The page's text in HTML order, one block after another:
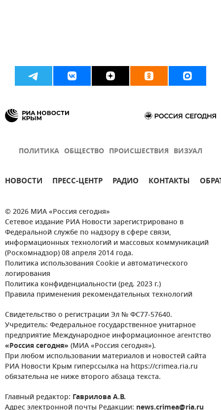
ПОЛИТИКА ОБЩЕСТВО ПРОИСШЕСТВИЯ ВИЗУАЛ
НОВОСТИ ПРЕСС-ЦЕНТР РАДИО КОНТАКТЫ
© 2026 МИА «Россия сегодня»
Сетевое издание РИА Новости зарегистрировано в
Федеральной службе по надзору в сфере связи,
информационных технологий и массовых коммуникаций
(Роскомнадзор) 08 апреля 2014 года.
Политика использования Cookie и автоматического
логирования
Политика конфиденциальности (ред. 2023 г.)
Правила применения рекомендательных технологий
Свидетельство о регистрации Эл № ФС77-57640.
Учредитель: Федеральное государственное унитарное
предприятие Международное информационное агентство
«Россия сегодня» (МИА «Россия сегодня»).
При любом использовании материалов и новостей сайта
РИА Новости Крым гиперссылка на https://crimea.ria.ru
обязательна не ниже второго абзаца текста.
Главный редактор: Гаврилова А.В.